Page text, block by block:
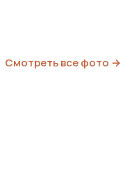
Смотреть все фото →